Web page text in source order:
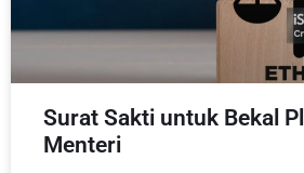
Surat Sakti untuk Bekal
Menteri